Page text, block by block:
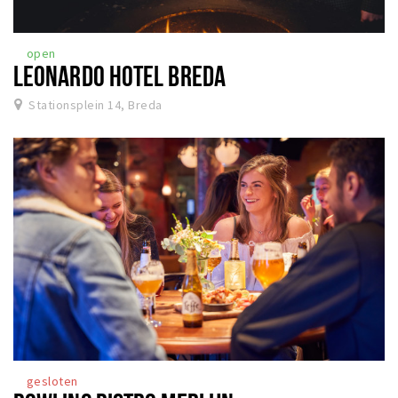
open
LEONARDO HOTEL BREDA
Stationsplein 14, Breda
gesloten